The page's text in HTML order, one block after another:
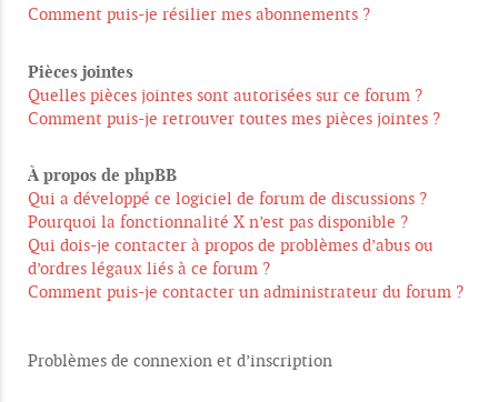
Comment puis-je résilier mes abonnements ?
Pièces jointes
Quelles pièces jointes sont autorisées sur ce forum ?
Comment puis-je retrouver toutes mes pièces jointes ?
À propos de phpBB
Qui a développé ce logiciel de forum de discussions ?
Pourquoi la fonctionnalité X n’est pas disponible ?
Qui dois-je contacter à propos de problèmes d’abus ou
d’ordres légaux liés à ce forum ?
Comment puis-je contacter un administrateur du forum ?
Problèmes de connexion et d’inscription